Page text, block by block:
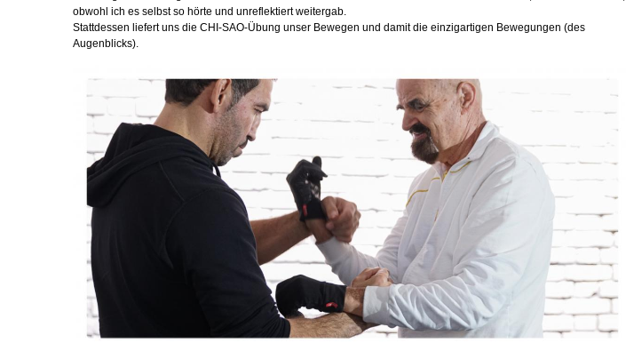
obwohl ich es selbst so hörte und unreflektiert weitergab.
Stattdessen liefert uns die CHI-SAO-Übung unser Bewegen und damit die einzigartigen Bewegungen (des
Augenblicks).